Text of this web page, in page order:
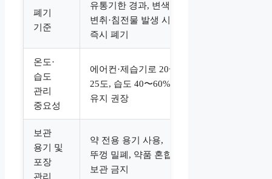
폐기
기준
유통기한 경과, 변색·
변취·침전물 발생 시
즉시 폐기
온도·
습도
관리
중요성
에어컨·제습기로 20〜
25도, 습도 40〜60%
유지 권장
보관
용기 및
포장
관리
약 전용 용기 사용,
뚜껑 밀폐, 약품 혼합
보관 금지